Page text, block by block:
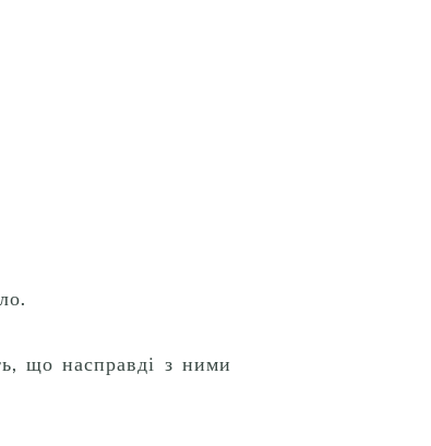
що насправді з ними